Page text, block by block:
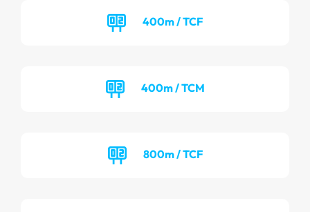
400m / TCF
400m / TCM
800m / TCF